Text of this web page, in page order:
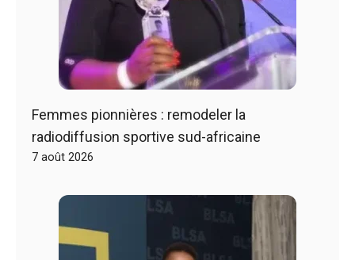
Femmes pionnières : remodeler la
radiodiffusion sportive sud-africaine
7 août 2026